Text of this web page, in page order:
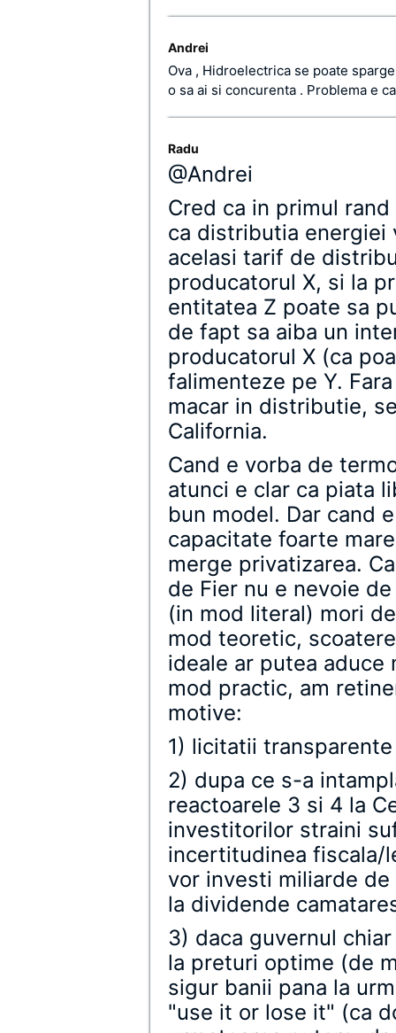
Andrei
Ova , Hidroelectrica se poate
o sa ai si concurenta . Problema e
Radu
@Andrei
Cred ca in primul
ca distributia energiei
acelasi tarif de
producatorul X, si la
entitatea Z poate sa
de fapt sa aiba un
producatorul X (ca
falimenteze pe Y.
macar in distributie,
California.
Cand e vorba de
atunci e clar ca piata
bun model. Dar cand
capacitate foarte
merge privatizarea.
de Fier nu e nevoie
(in mod literal) mori
mod teoretic,
ideale ar putea aduce
mod practic, am
motive:
1) licitatii
2) dupa ce s-a
reactoarele 3 si 4 la
investitorilor straini
incertitudinea fiscala/
vor investi miliarde
la dividende
3) daca guvernul
la preturi optime (de
sigur banii pana la
"use it or lose it" (ca